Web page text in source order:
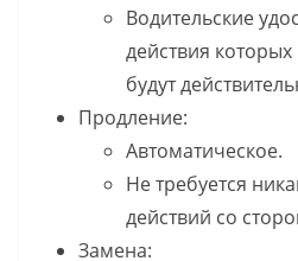
Водительские
действия которых
будут
Продление:
Автоматическое.
Не требуется
действий со
Замена: